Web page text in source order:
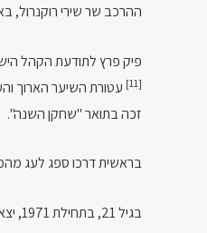
ההרכב שר שירי רוקנרול,
פיק פרץ לתודעת הקהל
[11]
עטורת השיער הארוך
זכה בתואר "שחקן השנה".
בראשית דרכו ספג לעג